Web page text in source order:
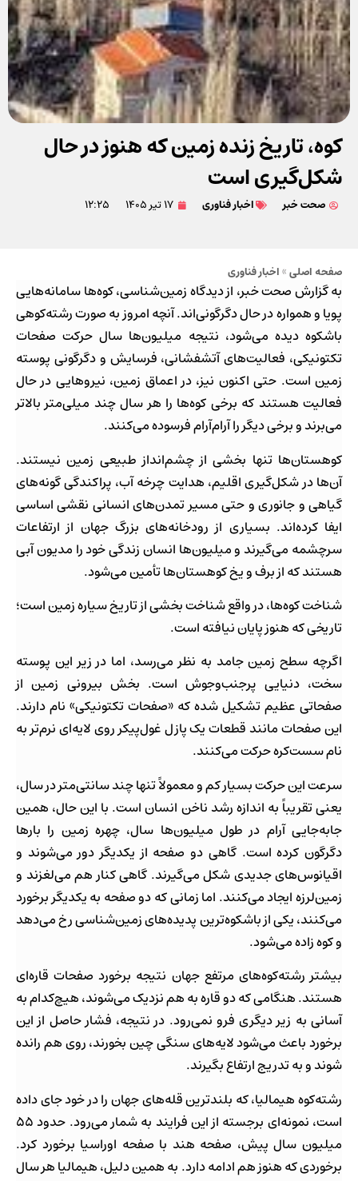
کوه، تاریخ زنده زمین که هنوز در حال
شکل‌گیری است
صحت خبر اخبار فناوری ۱۷ تیر ۱۴۰۵ ۱۲:۲۵
صفحه اصلی»اخبار فناوری
به گزارش صحت خبر، از دیدگاه زمین‌شناسی، کوه‌ها سامانه‌هایی
پویا و همواره در حال دگرگونی‌اند. آنچه امروز به صورت رشته‌کوهی
باشکوه دیده می‌شود، نتیجه میلیون‌ها سال حرکت صفحات
تکتونیکی، فعالیت‌های آتشفشانی، فرسایش و دگرگونی پوسته
زمین است. حتی اکنون نیز، در اعماق زمین، نیروهایی در حال
فعالیت هستند که برخی کوه‌ها را هر سال چند میلی‌متر بالاتر
می‌برند و برخی دیگر را آرام‌آرام فرسوده می‌کنند.
کوهستان‌ها تنها بخشی از چشم‌انداز طبیعی زمین نیستند.
آن‌ها در شکل‌گیری اقلیم، هدایت چرخه آب، پراکندگی گونه‌های
گیاهی و جانوری و حتی مسیر تمدن‌های انسانی نقشی اساسی
ایفا کرده‌اند. بسیاری از رودخانه‌های بزرگ جهان از ارتفاعات
سرچشمه می‌گیرند و میلیون‌ها انسان زندگی خود را مدیون آبی
هستند که از برف و یخ کوهستان‌ها تأمین می‌شود.
شناخت کوه‌ها، در واقع شناخت بخشی از تاریخ سیاره زمین است؛
تاریخی که هنوز پایان نیافته است.
اگرچه سطح زمین جامد به نظر می‌رسد، اما در زیر این پوسته
سخت، دنیایی پرجنب‌وجوش است. بخش بیرونی زمین از
صفحاتی عظیم تشکیل شده که «صفحات تکتونیکی» نام دارند.
این صفحات مانند قطعات یک پازل غول‌پیکر روی لایه‌ای نرم‌تر به
نام سست‌کره حرکت می‌کنند.
سرعت این حرکت بسیار کم و معمولاً تنها چند سانتی‌متر در سال،
یعنی تقریباً به اندازه رشد ناخن انسان است. با این حال، همین
جابه‌جایی آرام در طول میلیون‌ها سال، چهره زمین را بارها
دگرگون کرده است. گاهی دو صفحه از یکدیگر دور می‌شوند و
اقیانوس‌های جدیدی شکل می‌گیرند. گاهی کنار هم می‌لغزند و
زمین‌لرزه ایجاد می‌کنند. اما زمانی که دو صفحه به یکدیگر برخورد
می‌کنند، یکی از باشکوه‌ترین پدیده‌های زمین‌شناسی رخ می‌دهد
و کوه زاده می‌شود.
بیشتر رشته‌کوه‌های مرتفع جهان نتیجه برخورد صفحات قاره‌ای
هستند. هنگامی که دو قاره به هم نزدیک می‌شوند، هیچ‌کدام به
آسانی به زیر دیگری فرو نمی‌رود. در نتیجه، فشار حاصل از این
برخورد باعث می‌شود لایه‌های سنگی چین بخورند، روی هم رانده
شوند و به تدریج ارتفاع بگیرند.
رشته‌کوه هیمالیا، که بلندترین قله‌های جهان را در خود جای داده
است، نمونه‌ای برجسته از این فرایند به شمار می‌رود. حدود ۵۵
میلیون سال پیش، صفحه هند با صفحه اوراسیا برخورد کرد.
برخوردی که هنوز هم ادامه دارد. به همین دلیل، هیمالیا هر سال